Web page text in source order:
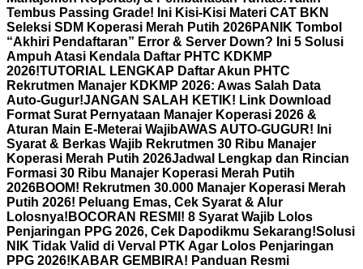
Tembus Passing Grade! Ini Kisi-Kisi Materi CAT BKN
Seleksi SDM Koperasi Merah Putih 2026PANIK Tombol
“Akhiri Pendaftaran” Error & Server Down? Ini 5 Solusi
Ampuh Atasi Kendala Daftar PHTC KDKMP
2026!TUTORIAL LENGKAP Daftar Akun PHTC
Rekrutmen Manajer KDKMP 2026: Awas Salah Data
Auto-Gugur!JANGAN SALAH KETIK! Link Download
Format Surat Pernyataan Manajer Koperasi 2026 &
Aturan Main E-Meterai WajibAWAS AUTO-GUGUR! Ini
Syarat & Berkas Wajib Rekrutmen 30 Ribu Manajer
Koperasi Merah Putih 2026Jadwal Lengkap dan Rincian
Formasi 30 Ribu Manajer Koperasi Merah Putih
2026BOOM! Rekrutmen 30.000 Manajer Koperasi Merah
Putih 2026! Peluang Emas, Cek Syarat & Alur
Lolosnya! BOCORAN RESMI! 8 Syarat Wajib Lolos
Penjaringan PPG 2026, Cek Dapodikmu Sekarang!Solusi
NIK Tidak Valid di Verval PTK Agar Lolos Penjaringan
PPG 2026! KABAR GEMBIRA! Panduan Resmi